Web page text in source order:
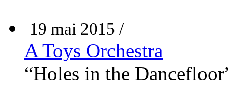
19 mai 2015 /
A Toys Orchestra
“Holes in the